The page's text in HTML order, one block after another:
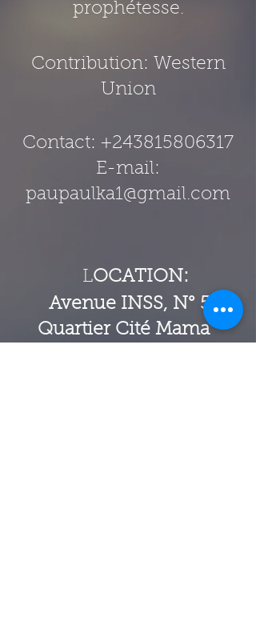
prophétesse.
Contribution: Western
Union
Contact: +243815806317
E-mail:
paupaulka1@gmail.com
LOCATION:
Avenue INSS, N° 511
Quartier Cité Mama